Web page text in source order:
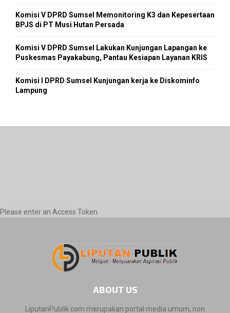
Komisi V DPRD Sumsel Memonitoring K3 dan Kepesertaan
BPJS di PT Musi Hutan Persada
Komisi V DPRD Sumsel Lakukan Kunjungan Lapangan ke
Puskesmas Payakabung, Pantau Kesiapan Layanan KRIS
Komisi I DPRD Sumsel Kunjungan kerja ke Diskominfo
Lampung
Please enter an Access Token
ABOUT US
LiputanPublik.com merupakan portal media umum, non